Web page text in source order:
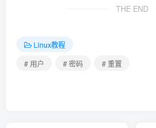
THE END
Linux教程
# 用户
# 密码 # 重置